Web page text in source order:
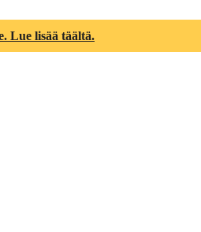
Lue lisää täältä.